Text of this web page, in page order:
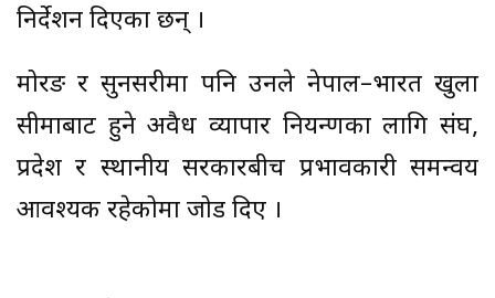
निर्देशन दिएका छन् ।
मोरङ र सुनसरीमा पनि उनले नेपाल–भारत खुला
सीमाबाट हुने अवैध व्यापार नियन्त्रणका लागि संघ,
प्रदेश र स्थानीय सरकारबीच प्रभावकारी समन्वय
आवश्यक रहेकोमा जोड दिए ।